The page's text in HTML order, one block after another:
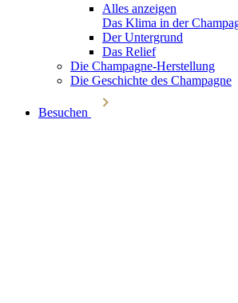
Alles anzeigen
Das Klima in der
Der Untergrund
Das Relief
Die Champagne-Herstellung
Die Geschichte des Champagne
Besuchen